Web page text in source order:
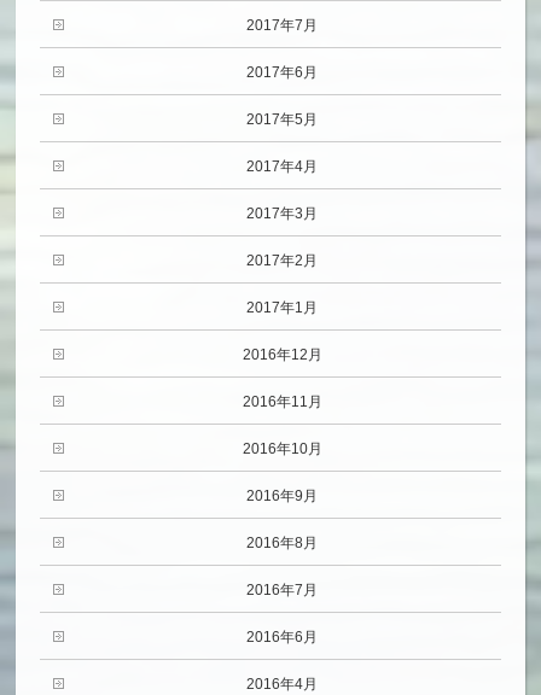
2017年7月
2017年6月
2017年5月
2017年4月
2017年3月
2017年2月
2017年1月
2016年12月
2016年11月
2016年10月
2016年9月
2016年8月
2016年7月
2016年6月
2016年4月